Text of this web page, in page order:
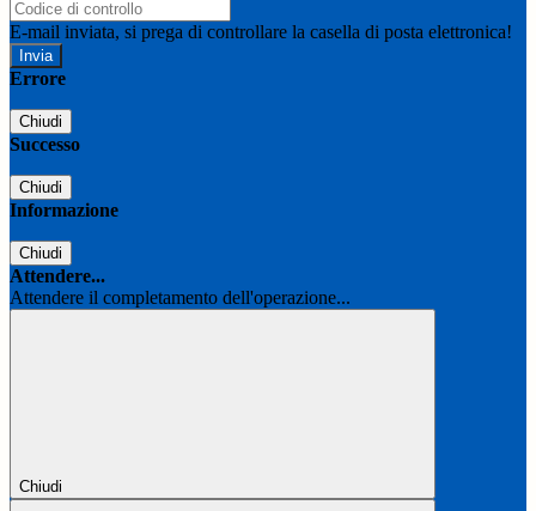
E-mail inviata, si prega di controllare la casella di posta elettronica!
Errore
Chiudi
Successo
Chiudi
Informazione
Chiudi
Attendere...
Attendere il completamento dell'operazione...
Chiudi